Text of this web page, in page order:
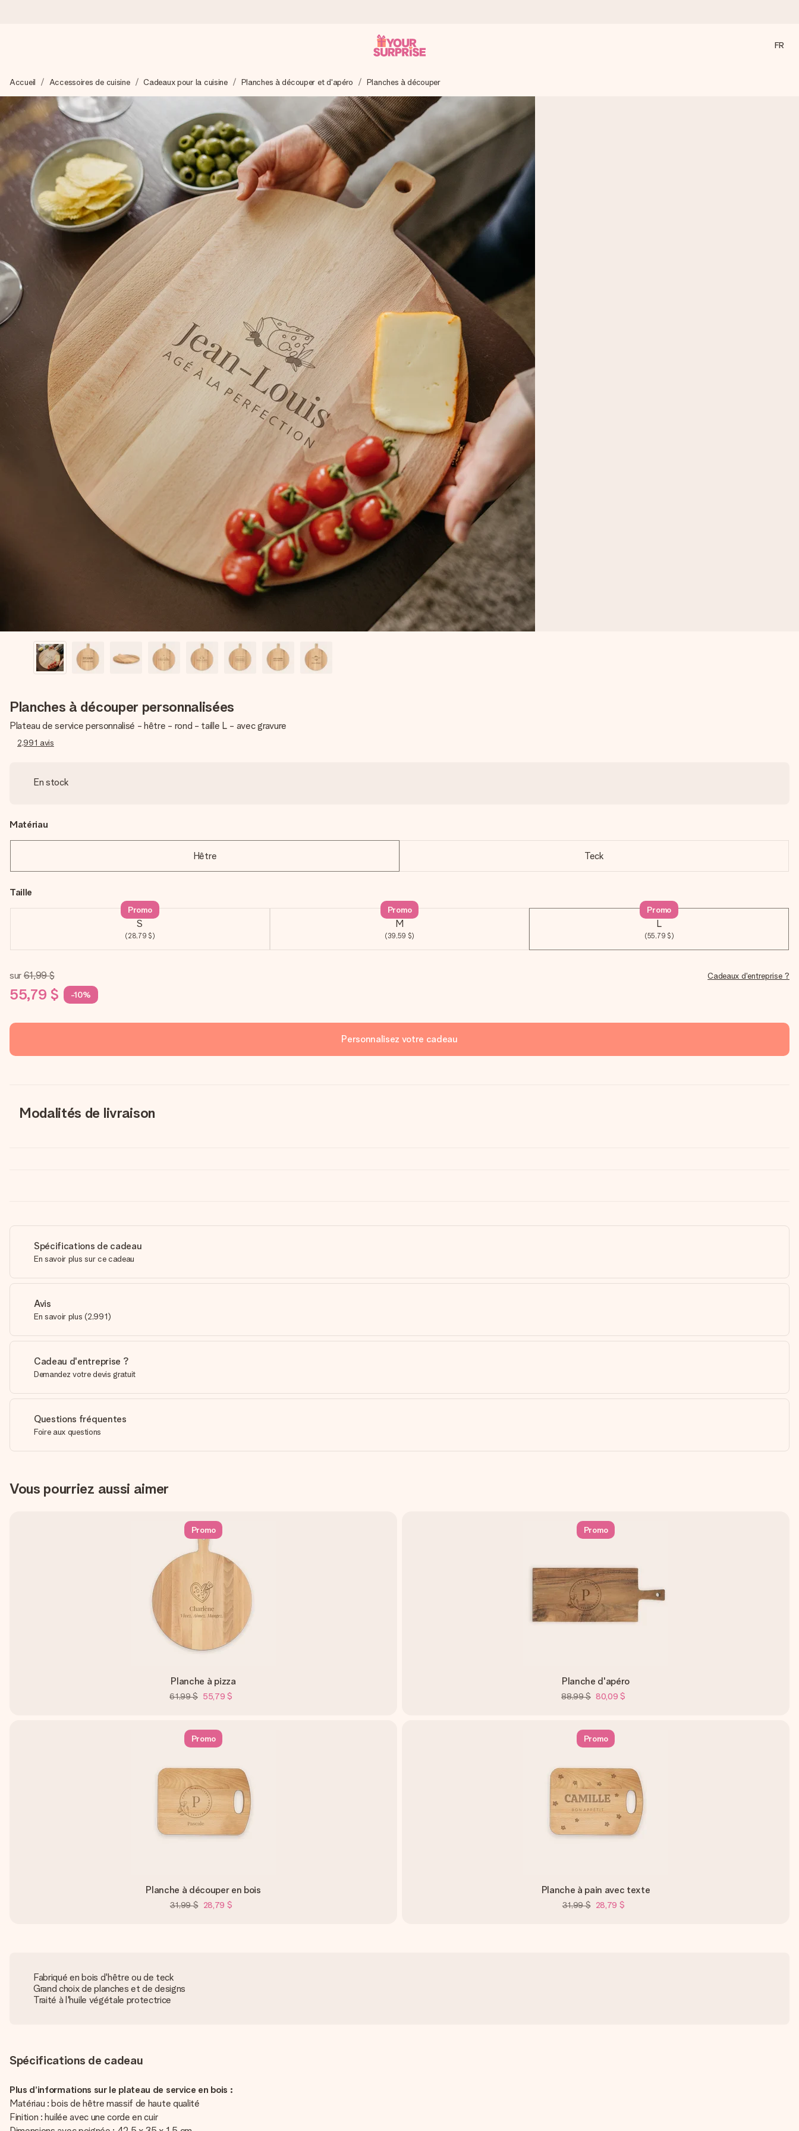
Nous préparons votre cadeau avec attention et l’envoyons en un éclair – pour que vous puissiez l’offrir au bon moment, quand cela compte le plus.
4,2 (sur la base de +15 000 avis)
Nos cadeaux sont appréciés. Les clients nous attribuent une note de 4,2 sur Google Reviews (total de tous les pays où nous sommes présents).
Carte de vœux gratuite
Créez quelque chose d’unique en quelques étapes – avec son prénom, votre photo ou un message qui touche le cœur. Sans complications, juste tout l’amour pour le moment idéal.
FR
Accueil Accessoires de cuisine Cadeaux pour la cuisine Planches à découper et d'apéro Planches à découper
Planches à découper personnalisées
Plateau de service personnalisé - hêtre - rond - taille L - avec gravure
2,991 avis
En stock
Matériau
Hêtre Teck
Taille
S
(28,79 $)
Promo
M
(39,59 $)
Promo
L
(55,79 $)
Promo
sur61,99 $
55,79 $ -10%
Cadeaux d'entreprise ?
Personnalisez votre cadeau
Modalités de livraison
Spécifications de cadeau
En savoir plus sur ce cadeau
Avis
En savoir plus (2,991)
Cadeau d'entreprise ?
Demandez votre devis gratuit
Questions fréquentes
Foire aux questions
Vous pourriez aussi aimer
Promo
Planche à pizza
61,99 $ 55,79 $
Promo
Planche d'apéro
88,99 $ 80,09 $
Promo
Planche à découper en bois
31,99 $ 28,79 $
Promo
Planche à pain avec texte
31,99 $ 28,79 $
Fabriqué en bois d'hêtre ou de teck
Grand choix de planches et de designs
Traité à l'huile végétale protectrice
Spécifications de cadeau
Plus d’informations sur le plateau de service en bois :
Matériau : bois de hêtre massif de haute qualité
Finition : huilée avec une corde en cuir